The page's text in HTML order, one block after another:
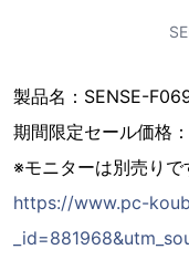
製品名：SENSE-
期間限定セール価格
※モニターは別売りで
https://www.pc-